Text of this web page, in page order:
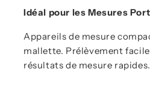
Idéal pour les Mesures
Appareils de mesure
mallette. Prélèvement
résultats de mesure rapides.